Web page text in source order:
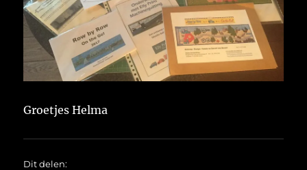
Groetjes Helma
Dit delen: